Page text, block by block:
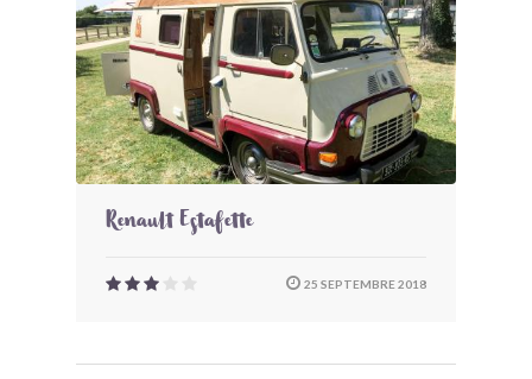
Renault Estafette
25 SEPTEMBRE 2018